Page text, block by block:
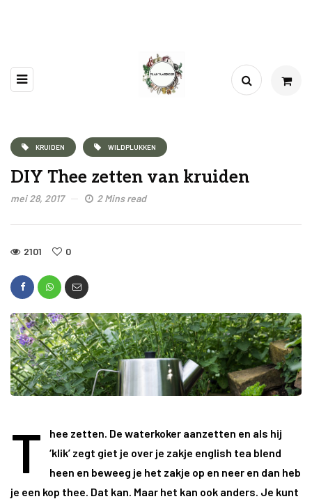
KRUIDEN WILDPLUKKEN
DIY Thee zetten van kruiden
mei 28, 2017 2 Mins read
2101 0
T
hee zetten. De waterkoker aanzetten en als hij
‘klik’ zegt giet je over je zakje english tea blend
heen en beweeg je het zakje op en neer en dan heb
je een kop thee. Dat kan. Maar het kan ook anders. Je kunt